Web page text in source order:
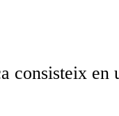
consisteix